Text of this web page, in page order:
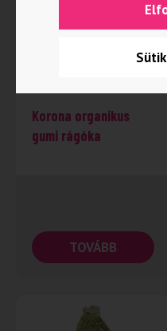
Korona organikus
gumi rágóka
TOVÁBB